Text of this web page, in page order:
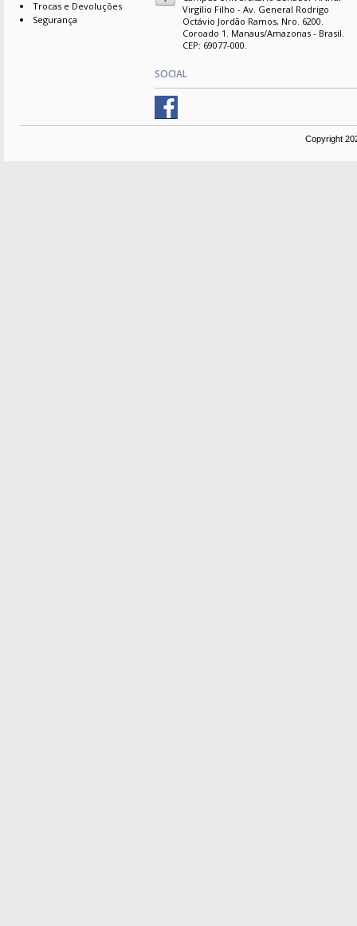
Trocas e Devoluções
Segurança
Virgílio Filho - Av. General Rodrigo
Octávio Jordão Ramos, Nro. 6200.
Coroado 1. Manaus/Amazonas - Brasil.
CEP: 69077-000.
SOCIAL
Copyright